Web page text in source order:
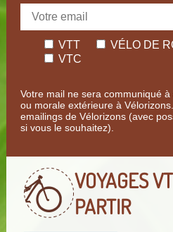
VTT VÉLO DE
VTC
Votre mail ne sera communiqué
ou morale extérieure à
emailings de Vélorizons (avec
si vous le souhaitez).
VOYAGES
PARTIR